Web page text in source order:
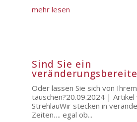
mehr lesen
Sind Sie ein
Oder lassen Sie sich von
täuschen?20.09.2024 | Artikel
StrehlauWir stecken in
Zeiten…. egal ob...